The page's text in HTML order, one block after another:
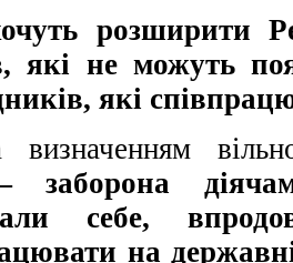
розширити
які не можуть
які
заборона
себе,
на